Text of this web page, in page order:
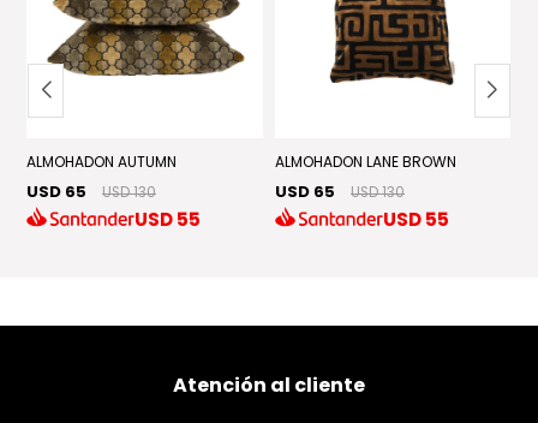
ALMOHADON AUTUMN
USD 65 USD 130
USD55
ALMOHADON LANE BROWN
USD 65 USD 130
USD55
Atención al cliente